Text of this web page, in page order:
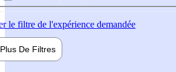
le filtre de l'expérience demandée
Plus De Filtres